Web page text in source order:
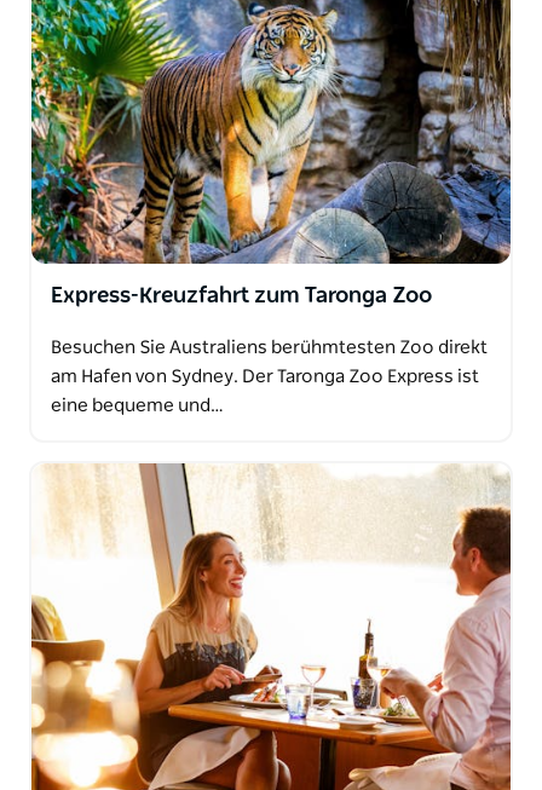
Express-Kreuzfahrt zum Taronga Zoo
Besuchen Sie Australiens berühmtesten Zoo direkt
am Hafen von Sydney. Der Taronga Zoo Express ist
eine bequeme und…